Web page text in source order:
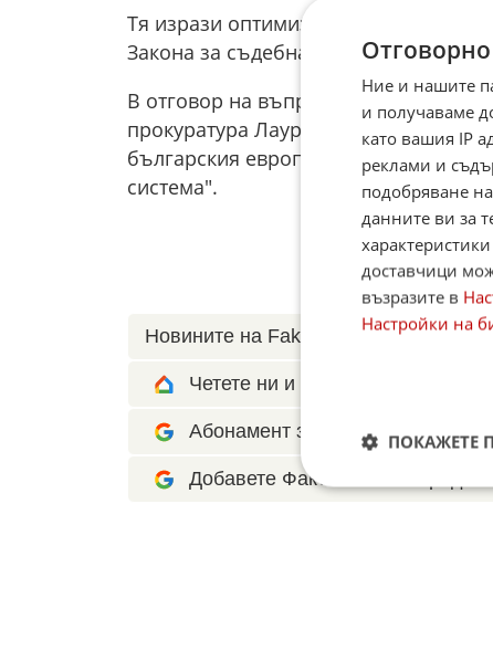
Тя изрази оптимизъм, че ще бъдат
Закона за съдебната власт и избор
В отговор на въпрос Йорданова
прокуратура Лаура Кьовеши в "120
българския европрокурор Теодора
система".
Новините на Fakti.bg – въвFacebook
Четете ни и в Google News
Абонамент за Факти.БГ в
Добавете Факти.БГ като
Ние и нашите
и получаваме
като вашия IP
реклами и
подобряване на
данните ви за
доставчици
възразите в
Настройки на
ПОКАЖЕТЕ